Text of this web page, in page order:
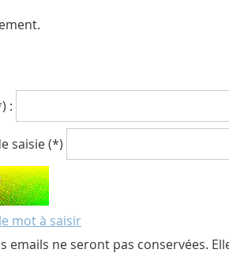
:
saisie (*)
mot à saisir
emails ne seront pas conservées.